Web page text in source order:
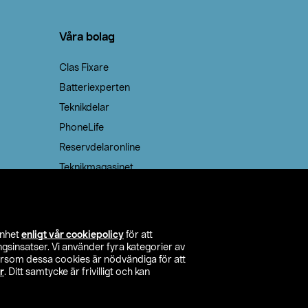
enligt vår cookiepolicy för att
Vi använder fyra kategorier av
dessa cookies är nödvändiga för att
. Ditt samtycke är frivilligt och kan
Våra bolag
Clas Fixare
Batteriexperten
Teknikdelar
PhoneLife
Reservdelaronline
Teknikmagasinet